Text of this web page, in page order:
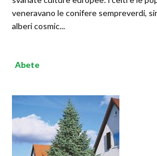
veneravano le conifere sempreverdi,
alberi cosmic...
Abete